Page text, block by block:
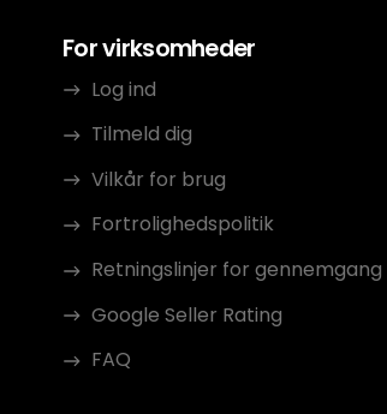
For virksomheder
Log ind
Tilmeld dig
Vilkår for brug
Fortrolighedspolitik
Retningslinjer for gennemgang
Google Seller Rating
FAQ